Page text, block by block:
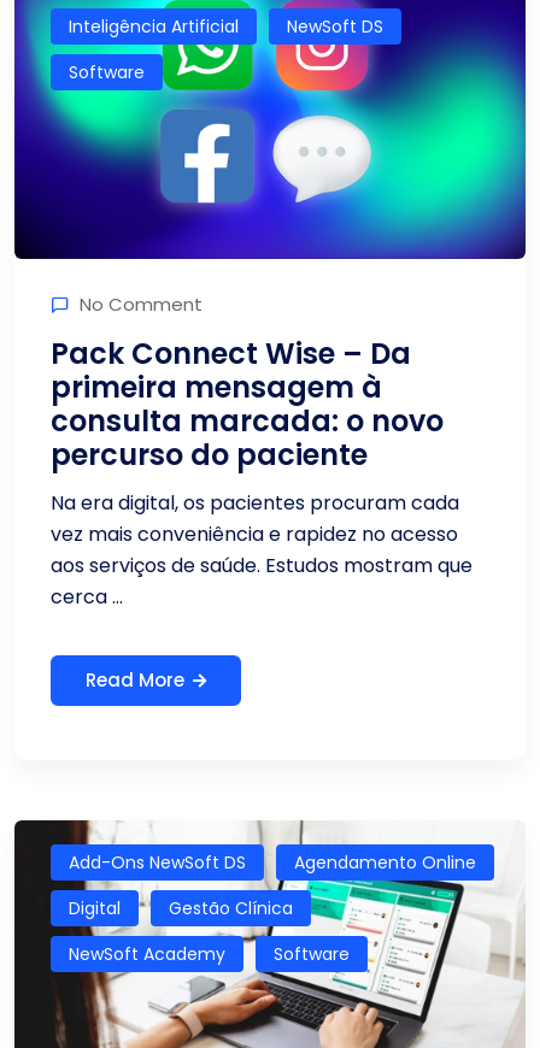
Inteligência Artificial
NewSoft DS
Software
No Comment
Pack Connect Wise – Da
primeira mensagem à
consulta marcada: o novo
percurso do paciente
Na era digital, os pacientes procuram cada
vez mais conveniência e rapidez no acesso
aos serviços de saúde. Estudos mostram que
cerca ...
Read More
Add-Ons NewSoft DS
Agendamento Online
Digital
Gestão Clínica
NewSoft Academy
Software